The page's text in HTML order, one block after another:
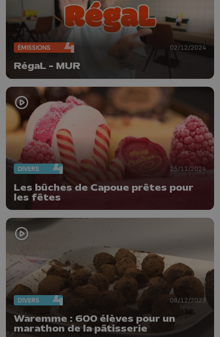
ÉMISSIONS 02/12/2024
RégaL - MUR
DIVERS 25/11/2024
Les bûches de Capoue prêtes pour
les fêtes
DIVERS 08/12/2023
Waremme : 600 élèves pour un
marathon de la pâtisserie